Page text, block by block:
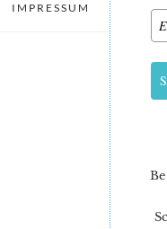
IMPRESSUM
SIDEBAR